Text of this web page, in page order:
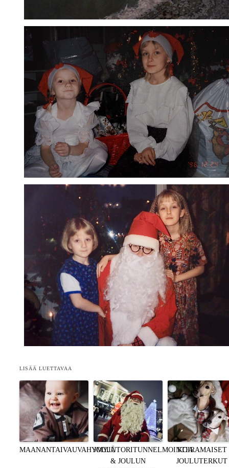
LISÄÄ LUETTAVAA
MAANANTAIVAUVAHYMYJÄJOULUTORITUNNELMOINTIA
& JOULUN
KOIRAMAISET
JOULUTERKUT